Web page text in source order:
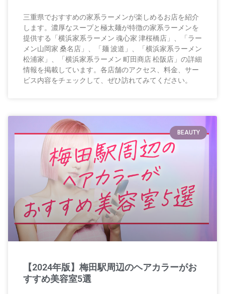
三重県でおすすめの家系ラーメンが楽しめるお店を紹介
します。濃厚なスープと極太麺が特徴の家系ラーメンを
提供する「横浜家系ラーメン 魂心家 津桜橋店」、「ラー
メン山岡家 桑名店」、「麺 波道」、「横浜家系ラーメン
松浦家」、「横浜家系ラーメン 町田商店 松阪店」の詳細
情報を掲載しています。各店舗のアクセス、料金、サー
ビス内容をチェックして、ぜひ訪れてみてください。
BEAUTY
【2024年版】梅田駅周辺のヘアカラーがお
すすめ美容室5選